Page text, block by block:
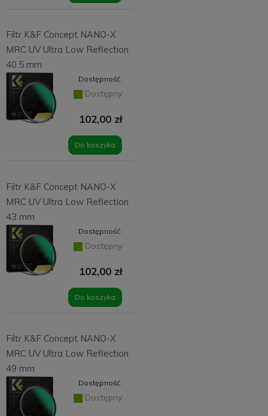
Filtr K&F Concept NANO-X
MRC UV Ultra Low Reflection
40.5 mm
Dostępność:
Dostępny
102,00 zł
Do koszyka
Filtr K&F Concept NANO-X
MRC UV Ultra Low Reflection
43 mm
Dostępność:
Dostępny
102,00 zł
Do koszyka
Filtr K&F Concept NANO-X
MRC UV Ultra Low Reflection
49 mm
Dostępność:
Dostępny